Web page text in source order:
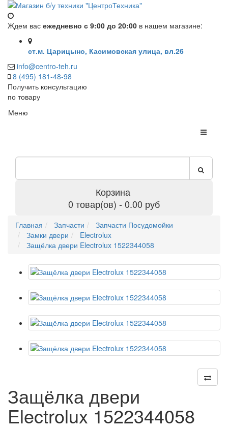
Ждем вас ежедневно с 9:00 до 20:00 в нашем магазине:
ст.м. Царицыно, Касимовская улица, вл.26
info@centro-teh.ru
8 (495) 181-48-98
Получить консультацию
по товару
Меню
Корзина
0 товар(ов) - 0.00 руб
Главная Запчасти
Запчасти Посудомойки
Замки двери
Electrolux
Защёлка двери Electrolux 1522344058
Защёлка двери
Electrolux 1522344058